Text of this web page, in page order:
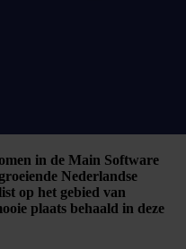
in de Main Software
Nederlandse
op het gebied van
plaats behaald in deze